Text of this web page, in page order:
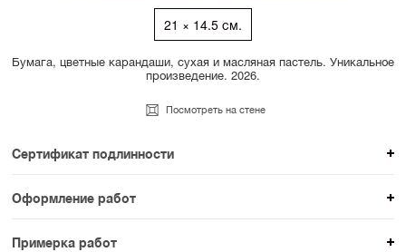
21 × 14.5 см.
Бумага, цветные карандаши, сухая и масляная пастель. Уникальное
произведение. 2026.
Посмотреть на стене
Сертификат подлинности
К каждому авторскому произведению мы
прикладываем сертификат подлинности. Для товаров
раздела SAMPLE СЕРИЯ сертификаты не
Оформление работ
При покупке произведения вы можете выбрать и
Примерка работ